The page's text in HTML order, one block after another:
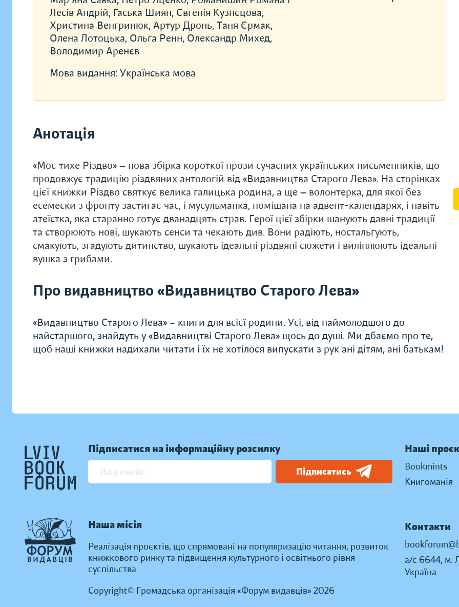
Лесів Андрій, Гаська Шиян, Євгенія Кузнєцова,
Христина Венгринюк, Артур Дронь, Таня Єрмак,
Олена Лотоцька, Ольга Ренн, Олександр Михед,
Володимир Аренєв
Мова видання: Українська мова
Анотація
«Моє тихе Різдво» — нова збірка короткої прози сучасних українських письменників, що
продовжує традицію різдвяних антологій від «Видавництва Старого Лева». На сторінках
цієї книжки Різдво святкує велика галицька родина, а ще — волонтерка, для якої без
есемески з фронту застигає час, і мусульманка, помішана на адвент-календарях, і навіть
атеїстка, яка старанно готує дванадцять страв. Герої цієї збірки шанують давні традиції
та створюють нові, шукають сенси та чекають див. Вони радіють, ностальгують,
смакують, згадують дитинство, шукають ідеальні різдвяні сюжети і виліплюють ідеальні
вушка з грибами.
Про видавництво «Видавництво Старого Лева»
«Видавництво Старого Лева» – книги для всієї родини. Усі, від наймолодшого до
найстаршого, знайдуть у «Видавництві Старого Лева» щось до душі. Ми дбаємо про те,
щоб наші книжки надихали читати і їх не хотілося випускати з рук ані дітям, ані батькам!
Підписатися на інформаційну розсилку
Підписатись
Наша місія
Реалізація проєктів, що спрямовані на популяризацію читання, розвиток
книжкового ринку та підвищення культурного і освітнього рівня
суспільства
Copyright© Громадська організація «Форум видавців» 2026
Наші
Bookmints
Книгоманія
Контакти
а/с 6644, м.
Україна